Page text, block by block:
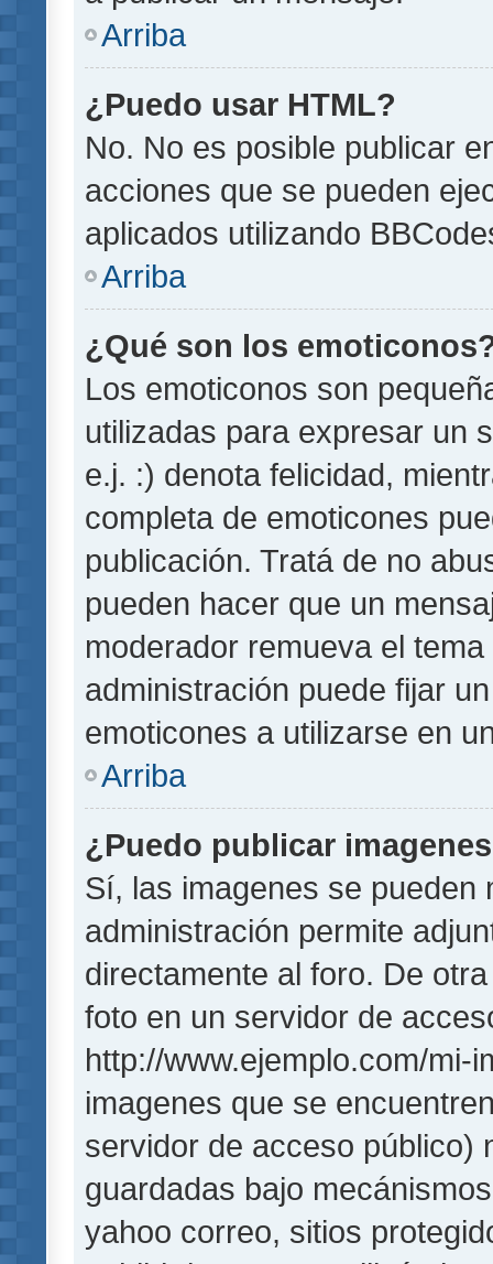
Arriba
¿Puedo usar HTML?
No. No es posible publicar
acciones que se pueden
aplicados utilizando
Arriba
¿Qué son los
Los emoticonos son
utilizadas para expresar un
e.j. :) denota felicidad,
completa de emoticones
publicación. Tratá de no
pueden hacer que un
moderador remueva el
administración puede fijar
emoticones a utilizarse en
Arriba
¿Puedo publicar
Sí, las imagenes se pueden
administración permite
directamente al foro. De
foto en un servidor de
http://www.ejemplo.com/mi-
imagenes que se
servidor de acceso público)
guardadas bajo
yahoo correo, sitios